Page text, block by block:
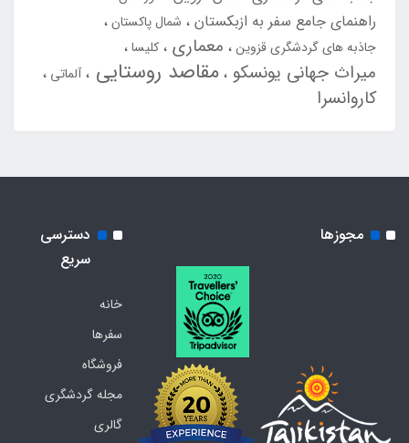
راهنمای جامع سفر به ازبکستان
شمال پاکستان
جاذبه های گردشگری قزوین
معماری کلیسا
میراث جهانی یونسکو مقاصد روستایی آلماتی
کاروانسرا
مجوزها
دسترسی
سریع
خانه
سفرها
فروشگاه
مجله گردشگری
گالری